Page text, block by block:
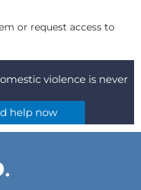
or request access to
violence is never
help now